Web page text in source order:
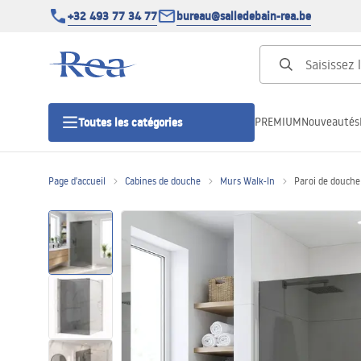
+32 493 77 34 77 bureau@salledebain-rea.be
Toutes les catégories
Portes de douche
Receveurs de douche
Caniveaux de douche
PREMIUMNouveautés
Page d'accueil Cabines de douche Murs Walk-In Paroi de